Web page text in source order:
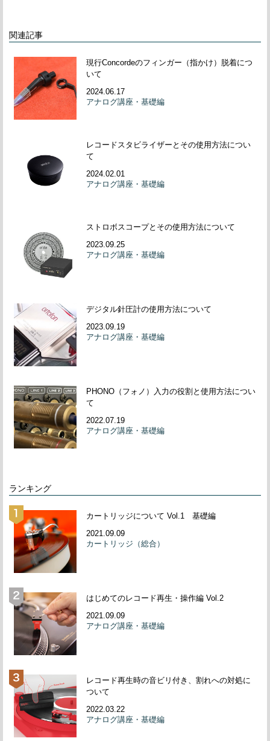
関連記事
現行Concordeのフィンガー（指かけ）脱着につ
いて
2024.06.17
アナログ講座・基礎編
レコードスタビライザーとその使用方法につい
て
2024.02.01
アナログ講座・基礎編
ストロボスコープとその使用方法について
2023.09.25
アナログ講座・基礎編
デジタル針圧計の使用方法について
2023.09.19
アナログ講座・基礎編
PHONO（フォノ）入力の役割と使用方法につい
て
2022.07.19
アナログ講座・基礎編
ランキング
カートリッジについて Vol.1 基礎編
2021.09.09
カートリッジ（総合）
はじめてのレコード再生・操作編 Vol.2
2021.09.09
アナログ講座・基礎編
レコード再生時の音ビリ付き、割れへの対処に
ついて
2022.03.22
アナログ講座・基礎編